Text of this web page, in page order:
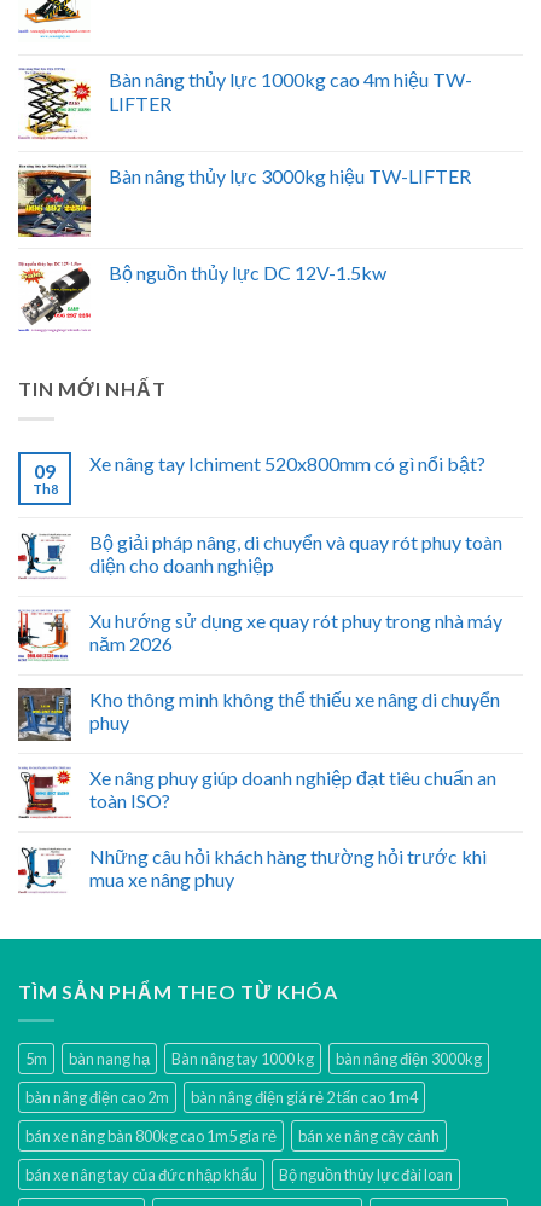
Bàn nâng thủy lực 1000kg cao 4m hiệu TW-
LIFTER
Bàn nâng thủy lực 3000kg hiệu TW-LIFTER
Bộ nguồn thủy lực DC 12V-1.5kw
TIN MỚI NHẤT
09
Th8
Xe nâng tay Ichiment 520x800mm có gì nổi bật?
Bộ giải pháp nâng, di chuyển và quay rót phuy toàn
diện cho doanh nghiệp
Xu hướng sử dụng xe quay rót phuy trong nhà máy
năm 2026
Kho thông minh không thể thiếu xe nâng di chuyển
phuy
Xe nâng phuy giúp doanh nghiệp đạt tiêu chuẩn an
toàn ISO?
Những câu hỏi khách hàng thường hỏi trước khi
mua xe nâng phuy
TÌM SẢN PHẨM THEO TỪ KHÓA
5m bàn nang hạ Bàn nâng tay 1000 kg
bàn nâng điện 3000kg
bàn nâng điện cao 2m
bàn nâng điện giá rẻ 2 tấn cao 1m4
bán xe nâng bàn 800kg cao 1m5 gía rẻ
bán xe nâng cây cảnh
bán xe nâng tay của đức nhập khẩu
Bộ nguồn thủy lực đài loan